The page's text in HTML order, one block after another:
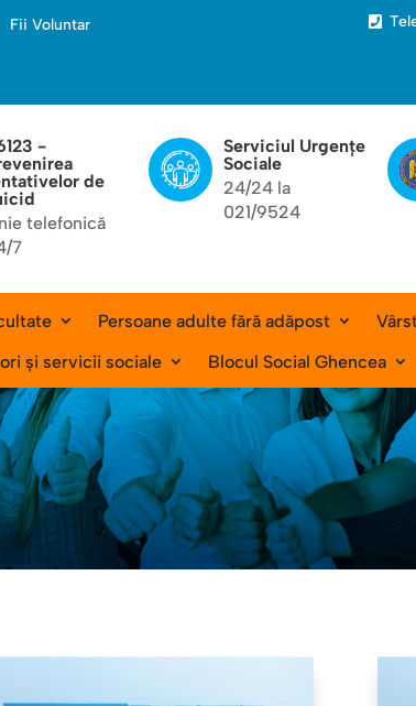
Fii Voluntar

-
de
telefonică
7
Serviciul Urgențe
Sociale
24/24 la
021/9524
Persoane adulte fără adăpost
și servicii sociale Blocul Social Ghencea